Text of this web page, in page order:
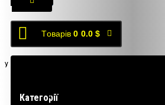
Tоварів 0 0.0 $
У кошику порожньо!
Категорії